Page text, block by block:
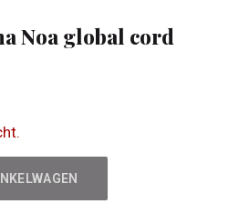
Noa global cord